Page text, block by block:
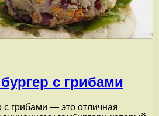
с грибами
с грибами — это отличная